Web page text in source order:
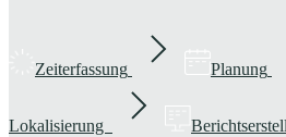
Zeiterfassung Planung
Lokalisierung